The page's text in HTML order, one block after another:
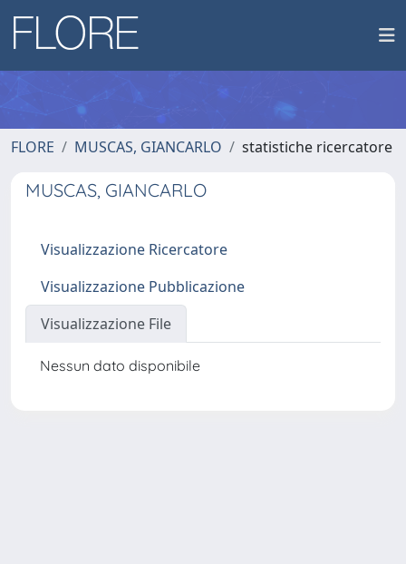
FLORE MUSCAS, GIANCARLO statistiche ricercatore
MUSCAS, GIANCARLO
Visualizzazione Ricercatore
Visualizzazione Pubblicazione
Visualizzazione File
Nessun dato disponibile